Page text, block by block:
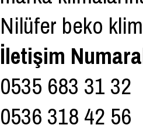
Nilüfer beko
İletişim
0535 683 31 32
0536 318 42 56